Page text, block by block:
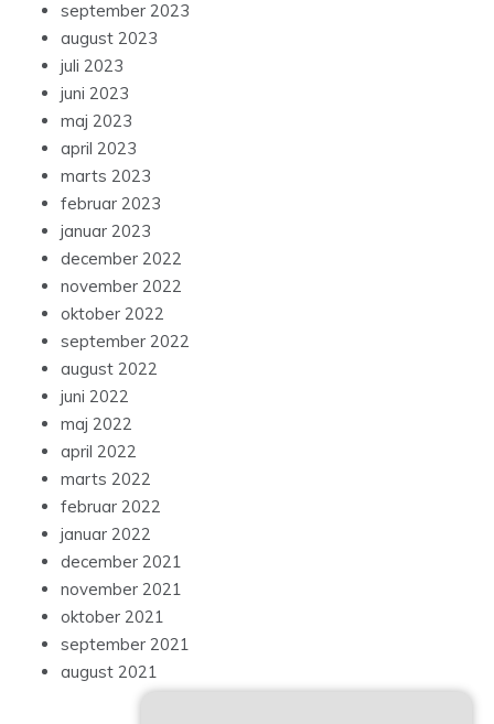
september 2023
august 2023
juli 2023
juni 2023
maj 2023
april 2023
marts 2023
februar 2023
januar 2023
december 2022
november 2022
oktober 2022
september 2022
august 2022
juni 2022
maj 2022
april 2022
marts 2022
februar 2022
januar 2022
december 2021
november 2021
oktober 2021
september 2021
august 2021